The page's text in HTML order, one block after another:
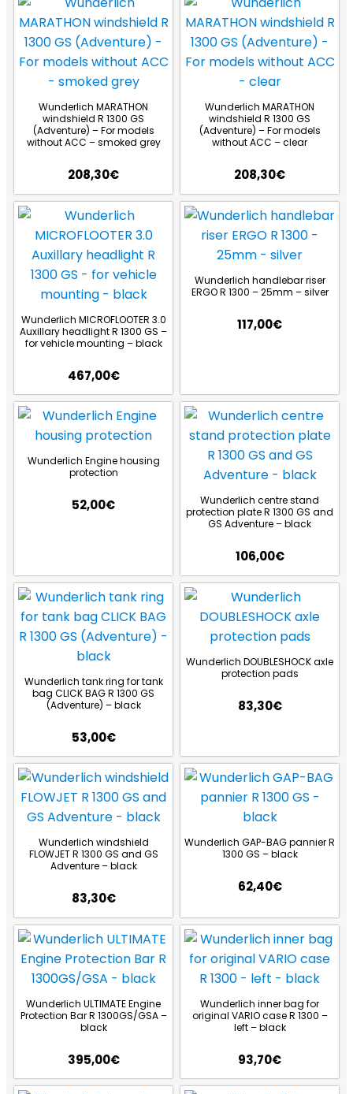
Wunderlich MARATHON
windshield R 1300 GS
(Adventure) – For models
without ACC – smoked grey
208,30€
Wunderlich MARATHON
windshield R 1300 GS
(Adventure) – For models
without ACC – clear
208,30€
Wunderlich MICROFLOOTER 3.0
Auxillary headlight R 1300 GS –
for vehicle mounting – black
467,00€
Wunderlich handlebar riser
ERGO R 1300 – 25mm – silver
117,00€
Wunderlich Engine housing
protection
52,00€
Wunderlich centre stand
protection plate R 1300 GS and
GS Adventure – black
106,00€
Wunderlich tank ring for tank
bag CLICK BAG R 1300 GS
(Adventure) – black
53,00€
Wunderlich DOUBLESHOCK axle
protection pads
83,30€
Wunderlich windshield
FLOWJET R 1300 GS and GS
Adventure – black
83,30€
Wunderlich GAP-BAG pannier R
1300 GS – black
62,40€
Wunderlich ULTIMATE Engine
Protection Bar R 1300GS/GSA –
black
395,00€
Wunderlich inner bag for
original VARIO case R 1300 –
left – black
93,70€